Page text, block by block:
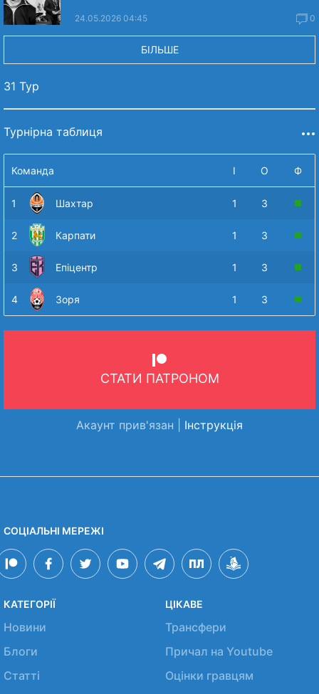
24.05.2026 04:45 0
БІЛЬШЕ
31 Тур
Турнірна таблиця
Команда І О Ф
1 Шахтар 1 3
2 Карпати 1 3
3 Епіцентр 1 3
4 Зоря 1 3
СТАТИ ПАТРОНОМ
Акаунт прив'язан | Інструкція
СОЦІАЛЬНІ МЕРЕЖІ
КАТЕГОРІЇ
Новини
Блоги
Статті
ЦІКАВЕ
Трансфери
Причал на Youtube
Оцінки гравцям